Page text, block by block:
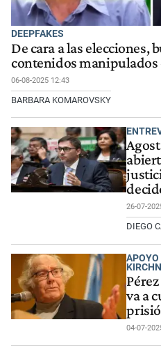
DEEPFAKES
De cara a las elecciones,
contenidos
06-08-2025 12:43
BARBARA KOMAROVSKY
26-07-
DIEGO
APOYO
va a
04-07-